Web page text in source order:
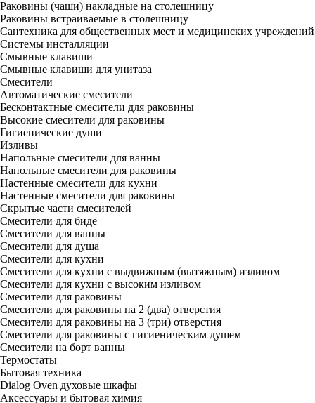
Раковины (чаши) накладные на столешницу
Раковины встраиваемые в столешницу
Сантехника для общественных мест и медицинских учреждений
Системы инсталляции
Смывные клавиши
Смывные клавиши для унитаза
Смесители
Автоматические смесители
Бесконтактные смесители для раковины
Высокие смесители для раковины
Гигиенические души
Изливы
Напольные смесители для ванны
Напольные смесители для раковины
Настенные смесители для кухни
Настенные смесители для раковины
Скрытые части смесителей
Смесители для биде
Смесители для ванны
Смесители для душа
Смесители для кухни
Смесители для кухни с выдвижным (вытяжным) изливом
Смесители для кухни с высоким изливом
Смесители для раковины
Смесители для раковины на 2 (два) отверстия
Смесители для раковины на 3 (три) отверстия
Смесители для раковины с гигиеническим душем
Смесители на борт ванны
Термостаты
Бытовая техника
Dialog Oven духовые шкафы
Аксессуары и бытовая химия